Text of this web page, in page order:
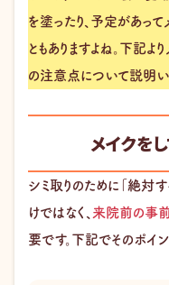
を塗ったり、予定があって
ともありますよね。下記
の注意点について説明い
メイクを
シミ取りのために「絶対
けではなく、 来院前の事
要です。下記でそのポイ